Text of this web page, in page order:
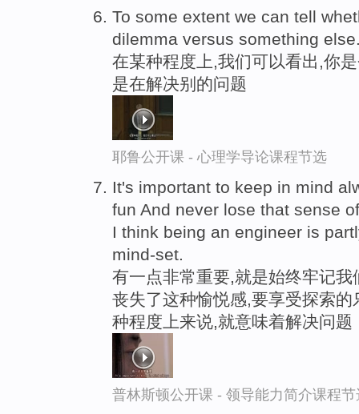
To some extent we can tell
dilemma versus something
在某种程度上,我们可以看出,你
是在解决别的问题
耶鲁公开课 - 心理学导论课程节选
It's important to keep in mind
fun And never lose that sense
I think being an engineer is
mind-set.
有一点非常重要,就是始终牢记
丧失了这种愉悦感,要享受探索
种程度上来说,就意味着解决问题
普林斯顿公开课 - 领导能力简介课程节